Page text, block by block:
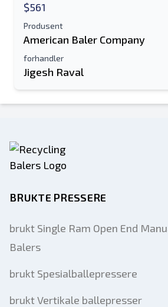
$561
Produsent
American Baler Company
forhandler
Jigesh Raval
BRUKTE PRESSERE
brukt Single Ram Open End
Balers
brukt Spesialballepressere
brukt Vertikale ballepresser